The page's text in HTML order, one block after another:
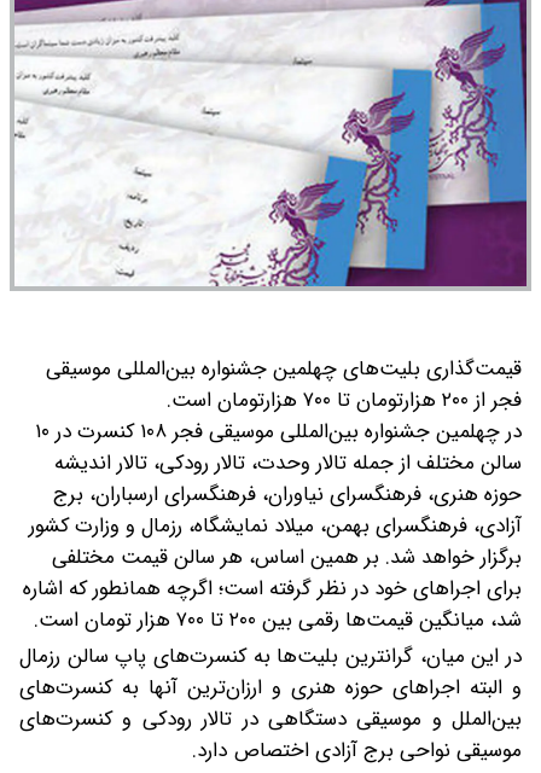
قیمت‌گذاری بلیت‌های چهلمین جشنواره بین‌المللی موسیقی
فجر از ۲۰۰ هزارتومان تا ۷۰۰ هزارتومان است.
در چهلمین جشنواره بین‌المللی موسیقی فجر ۱۰۸ کنسرت در ۱۰
سالن مختلف از جمله تالار وحدت، تالار رودکی، تالار اندیشه
حوزه هنری، فرهنگسرای نیاوران، فرهنگسرای ارسباران، برج
آزادی، فرهنگسرای بهمن، میلاد نمایشگاه، رزمال و وزارت کشور
برگزار خواهد شد. بر همین اساس، هر سالن قیمت مختلفی
برای اجراهای خود در نظر گرفته است؛ اگرچه همانطور که اشاره
شد، میانگین قیمت‌ها رقمی بین ۲۰۰ تا ۷۰۰ هزار تومان است.
در این میان، گرانترین بلیت‌ها به کنسرت‌های پاپ سالن رزمال
و البته اجراهای حوزه هنری و ارزان‌ترین آنها به کنسرت‌های
بین‌الملل و موسیقی دستگاهی در تالار رودکی و کنسرت‌های
موسیقی نواحی برج آزادی اختصاص دارد.